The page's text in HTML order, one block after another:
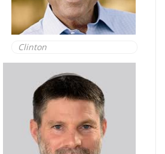
Clinton